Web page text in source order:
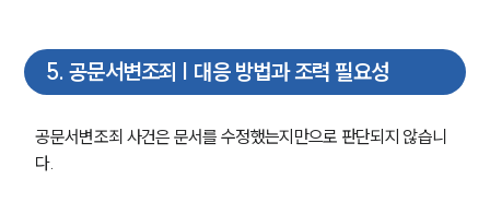
언론보도
공지사항
법률 블로그
뉴스레터/브로슈어
5. 공문서변조죄 | 대응 방법과 조력 필요성
공문서변조죄 사건은 문서를 수정했는지만으로 판단되지 않습니
다.